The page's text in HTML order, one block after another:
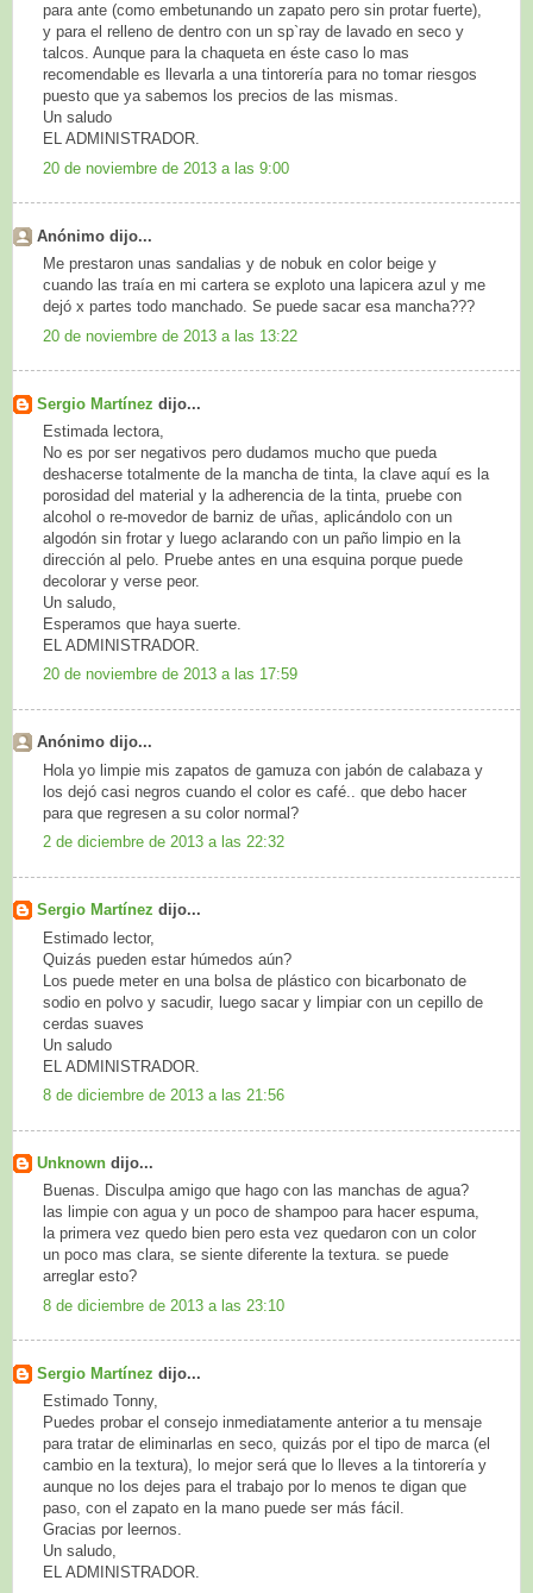
para ante (como embetunando un zapato pero sin protar fuerte),
y para el relleno de dentro con un sp`ray de lavado en seco y
talcos. Aunque para la chaqueta en éste caso lo mas
recomendable es llevarla a una tintorería para no tomar riesgos
puesto que ya sabemos los precios de las mismas.
Un saludo
EL ADMINISTRADOR.
20 de noviembre de 2013 a las 9:00
Anónimo dijo...
Me prestaron unas sandalias y de nobuk en color beige y
cuando las traía en mi cartera se exploto una lapicera azul y me
dejó x partes todo manchado. Se puede sacar esa mancha???
20 de noviembre de 2013 a las 13:22
Sergio Martínez dijo...
Estimada lectora,
No es por ser negativos pero dudamos mucho que pueda
deshacerse totalmente de la mancha de tinta, la clave aquí es la
porosidad del material y la adherencia de la tinta, pruebe con
alcohol o re-movedor de barniz de uñas, aplicándolo con un
algodón sin frotar y luego aclarando con un paño limpio en la
dirección al pelo. Pruebe antes en una esquina porque puede
decolorar y verse peor.
Un saludo,
Esperamos que haya suerte.
EL ADMINISTRADOR.
20 de noviembre de 2013 a las 17:59
Anónimo dijo...
Hola yo limpie mis zapatos de gamuza con jabón de calabaza y
los dejó casi negros cuando el color es café.. que debo hacer
para que regresen a su color normal?
2 de diciembre de 2013 a las 22:32
Sergio Martínez dijo...
Estimado lector,
Quizás pueden estar húmedos aún?
Los puede meter en una bolsa de plástico con bicarbonato de
sodio en polvo y sacudir, luego sacar y limpiar con un cepillo de
cerdas suaves
Un saludo
EL ADMINISTRADOR.
8 de diciembre de 2013 a las 21:56
Unknown dijo...
Buenas. Disculpa amigo que hago con las manchas de agua?
las limpie con agua y un poco de shampoo para hacer espuma,
la primera vez quedo bien pero esta vez quedaron con un color
un poco mas clara, se siente diferente la textura. se puede
arreglar esto?
8 de diciembre de 2013 a las 23:10
Sergio Martínez dijo...
Estimado Tonny,
Puedes probar el consejo inmediatamente anterior a tu mensaje
para tratar de eliminarlas en seco, quizás por el tipo de marca (el
cambio en la textura), lo mejor será que lo lleves a la tintorería y
aunque no los dejes para el trabajo por lo menos te digan que
paso, con el zapato en la mano puede ser más fácil.
Gracias por leernos.
Un saludo,
EL ADMINISTRADOR.